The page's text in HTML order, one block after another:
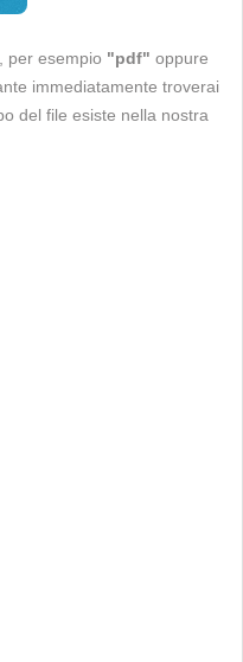
per esempio "pdf" oppure
immediatamente troverai
del file esiste nella nostra